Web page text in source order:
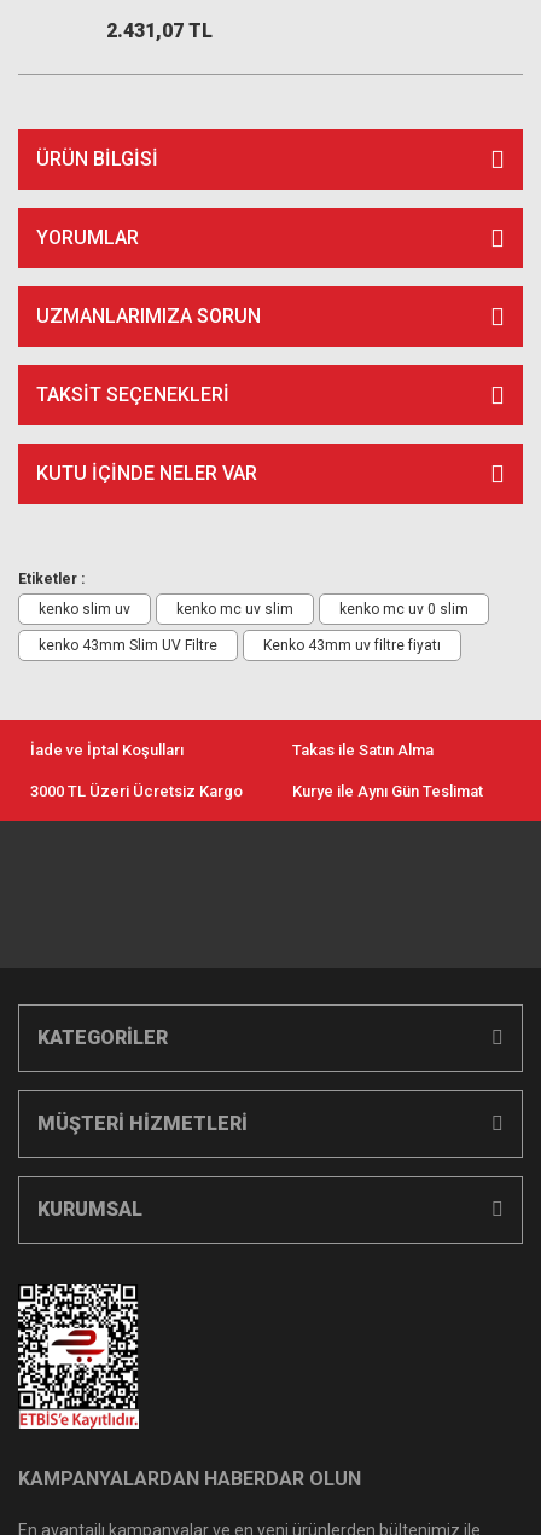
2.431,07 TL
ÜRÜN BILGISI
YORUMLAR
UZMANLARIMIZA SORUN
TAKSIT SEÇENEKLERI
KUTU İÇİNDE NELER VAR
Etiketler :
kenko slim uv
kenko mc uv slim kenko mc uv 0 slim
kenko 43mm Slim UV Filtre Kenko 43mm uv filtre fiyatı
İade ve İptal Koşulları Takas ile Satın Alma
3000 TL Üzeri Ücretsiz Kargo Kurye ile Aynı Gün Teslimat
KATEGORİLER
MÜŞTERİ HİZMETLERİ
KURUMSAL
KAMPANYALARDAN HABERDAR OLUN
En avantajlı kampanyalar ve en yeni ürünlerden bültenimiz ile